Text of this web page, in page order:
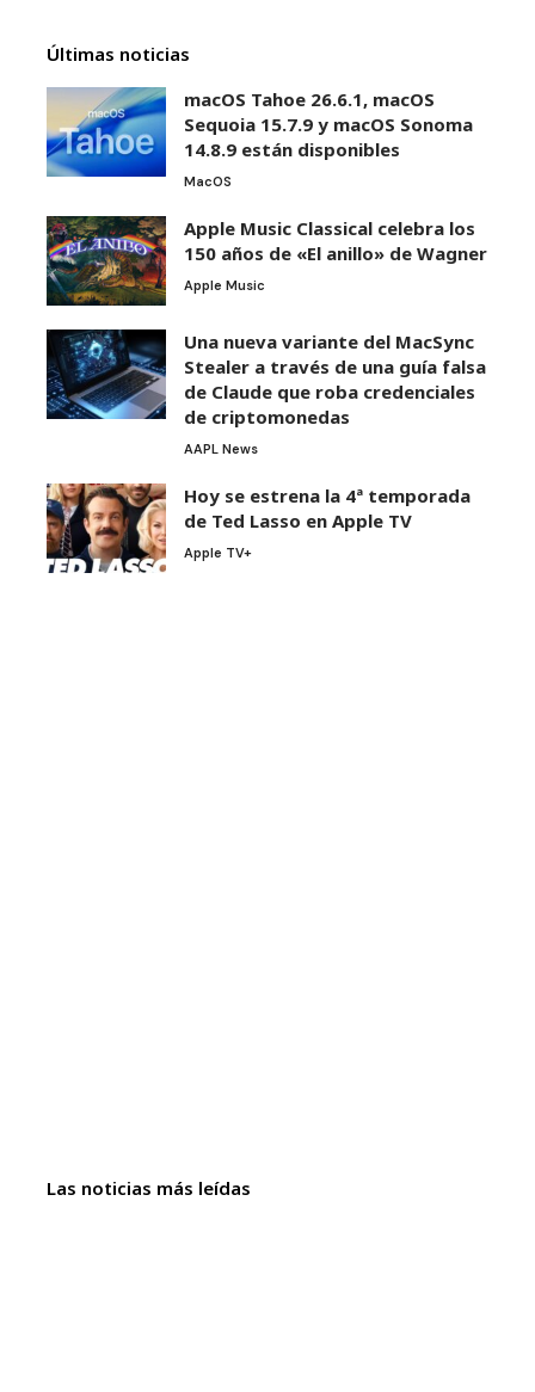
Últimas noticias
macOS Tahoe 26.6.1, macOS
Sequoia 15.7.9 y macOS Sonoma
14.8.9 están disponibles
MacOS
Apple Music Classical celebra los
150 años de «El anillo» de Wagner
Apple Music
Una nueva variante del MacSync
Stealer a través de una guía falsa
de Claude que roba credenciales
de criptomonedas
AAPL News
Hoy se estrena la 4ª temporada
de Ted Lasso en Apple TV
Apple TV+
Las noticias más leídas